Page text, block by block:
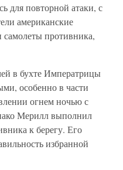
для повторной атаки, с
американские
самолеты противника,
в бухте Императрицы
особенно в части
огнем ночью с
Мерилл выполнил
к берегу. Его
избранной